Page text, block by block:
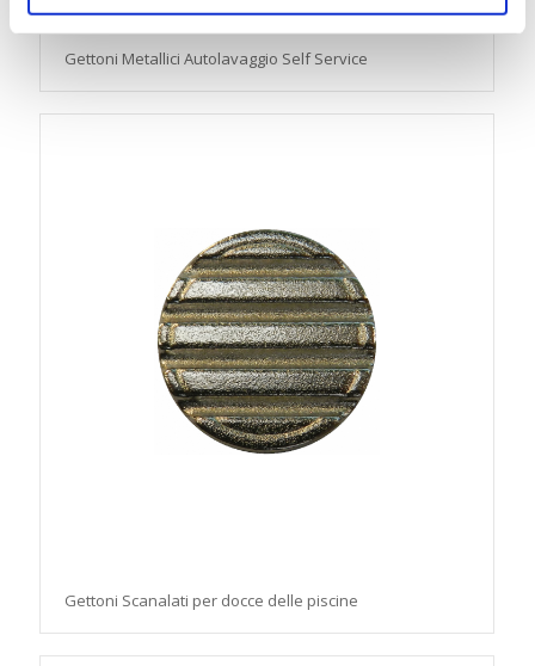
Gettoni Metallici Autolavaggio Self Service
Gettoni Scanalati per docce delle piscine